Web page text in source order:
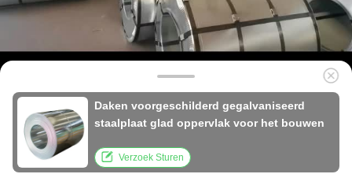
Daken voorgeschilderd gegalvaniseerd
staalplaat glad oppervlak voor het bouwen
Verzoek Sturen